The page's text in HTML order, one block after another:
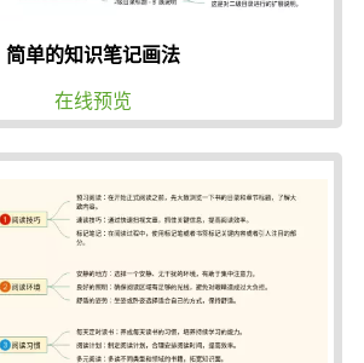
简单的知识笔记画法
在线预览